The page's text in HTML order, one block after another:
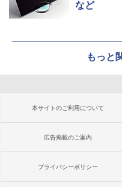
など
もっと
本サイトのご利用について
広告掲載のご案内
プライバシーポリシー